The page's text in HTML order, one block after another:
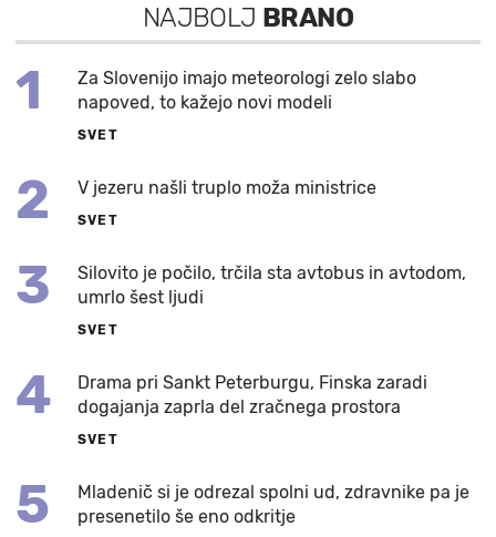
NAJBOLJ BRANO
1
Za Slovenijo imajo meteorologi zelo slabo
napoved, to kažejo novi modeli
SVET
2 V jezeru našli truplo moža ministrice
SVET
3
Silovito je počilo, trčila sta avtobus in avtodom,
umrlo šest ljudi
SVET
4
Drama pri Sankt Peterburgu, Finska zaradi
dogajanja zaprla del zračnega prostora
SVET
5
Mladenič si je odrezal spolni ud, zdravnike pa je
presenetilo še eno odkritje